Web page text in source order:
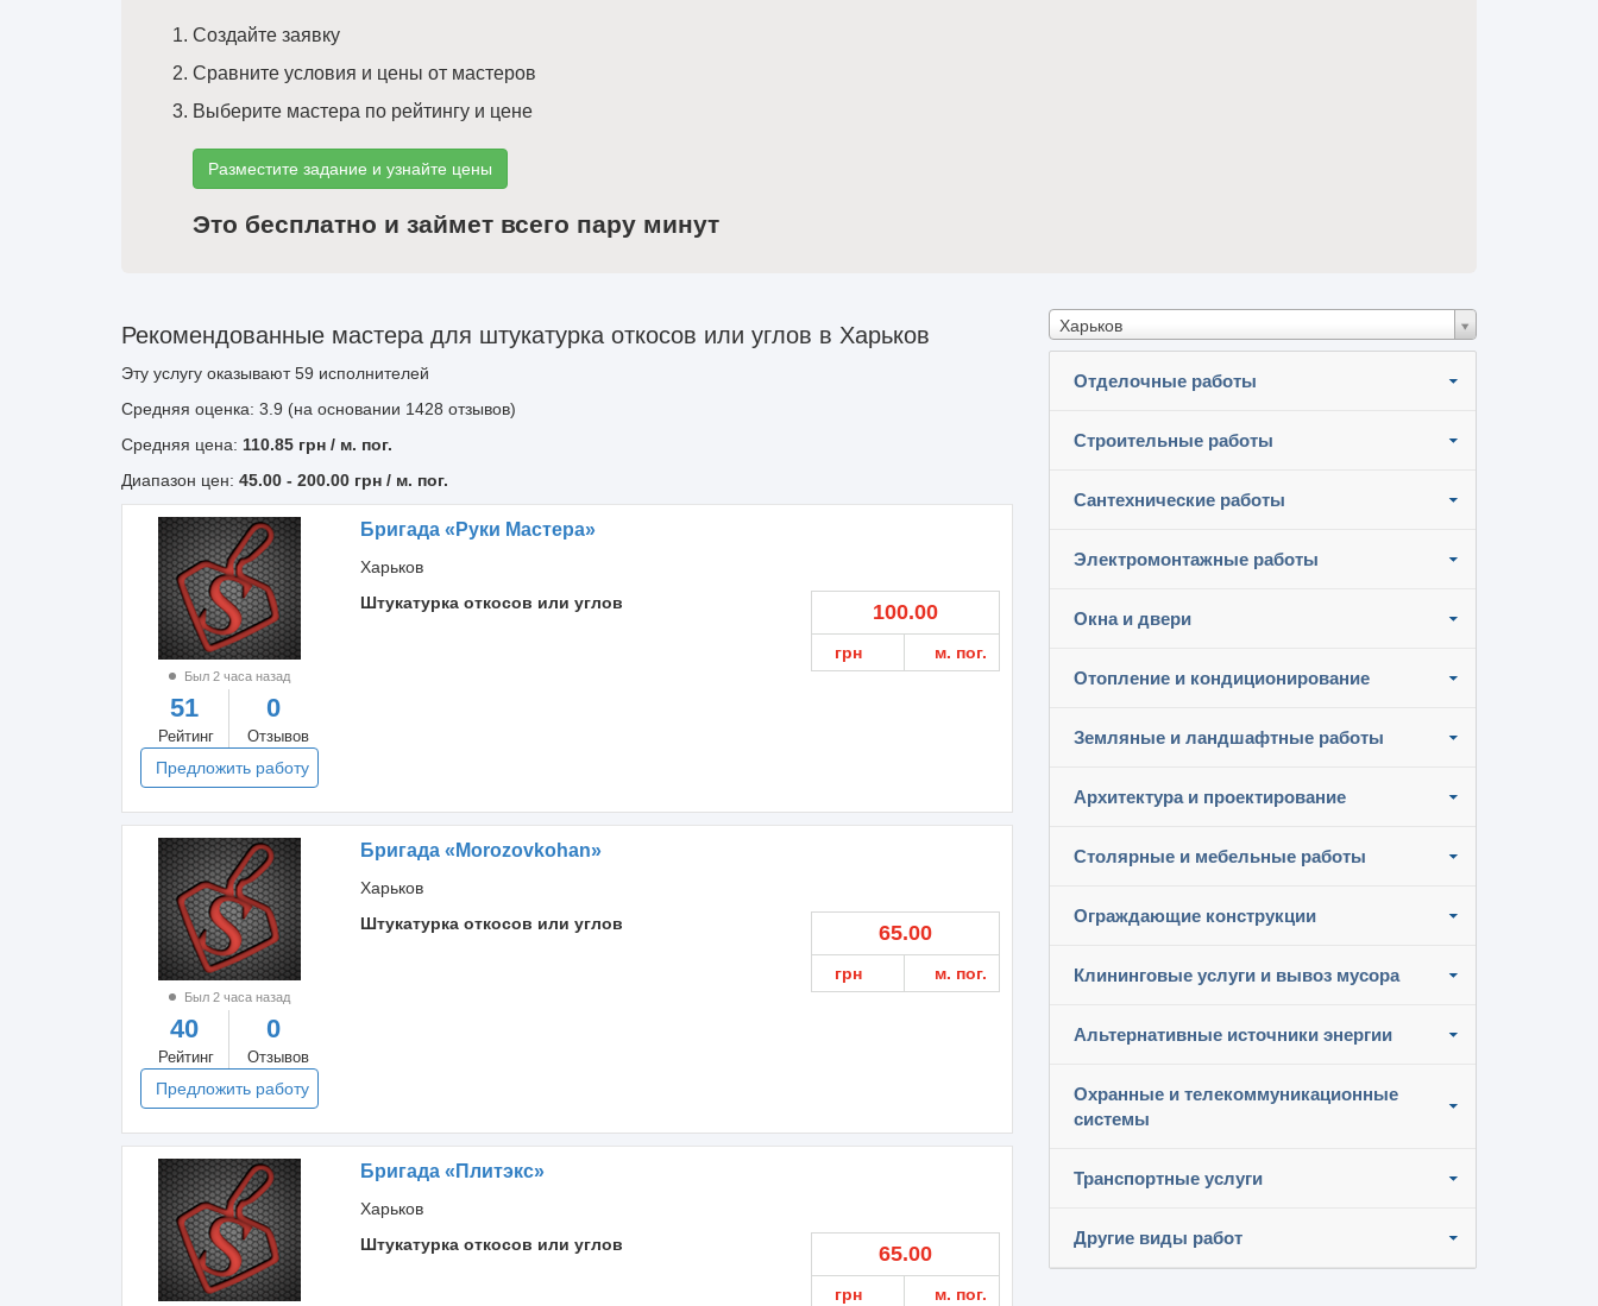
Создайте заявку
Сравните условия и цены от мастеров
Выберите мастера по рейтингу и цене
Разместите задание и узнайте цены
Это бесплатно и займет всего пару минут
Харьков
Отделочные работы
Строительные работы
Сантехнические работы
Электромонтажные работы
Окна и двери
Отопление и кондиционирование
Земляные и ландшафтные работы
Архитектура и проектирование
Столярные и мебельные работы
Ограждающие конструкции
Клининговые услуги и вывоз мусора
Альтернативные источники энергии
Охранные и телекоммуникационные
системы
Транспортные услуги
Другие виды работ
Рекомендованные мастера для штукатурка откосов или углов в Харьков
Эту услугу оказывают59 исполнителей
Средняя оценка: 3.9 (на основании 1428 отзывов)
Средняя цена: 110.85 грн / м. пог.
Диапазон цен: 45.00 - 200.00 грн / м. пог.
Был 2 часа назад
51
Рейтинг
0
Отзывов
Предложить работу
Бригада «Руки Мастера»
Харьков
Штукатурка откосов или углов
100.00
грн м. пог.
Был 2 часа назад
40
Рейтинг
0
Отзывов
Предложить работу
Бригада «Morozovkohan»
Харьков
Штукатурка откосов или углов
65.00
грн м. пог.
Бригада «Плитэкс»
Харьков
Штукатурка откосов или углов
65.00
грн м. пог.